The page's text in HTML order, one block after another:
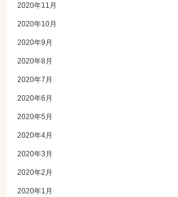
2020年11月
2020年10月
2020年9月
2020年8月
2020年7月
2020年6月
2020年5月
2020年4月
2020年3月
2020年2月
2020年1月